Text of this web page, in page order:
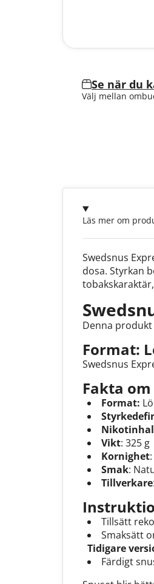
Se när du
Välj mellan
Läs mer om
Swedsnus
dosa. Styrkan
Denna
Format:
Swedsnus
Fakta
Format:
Vikt: 325 g
Kornighet
Smak:
Tillverkare
Tillsätt
Smaksätt
Tidigare
Färdigt